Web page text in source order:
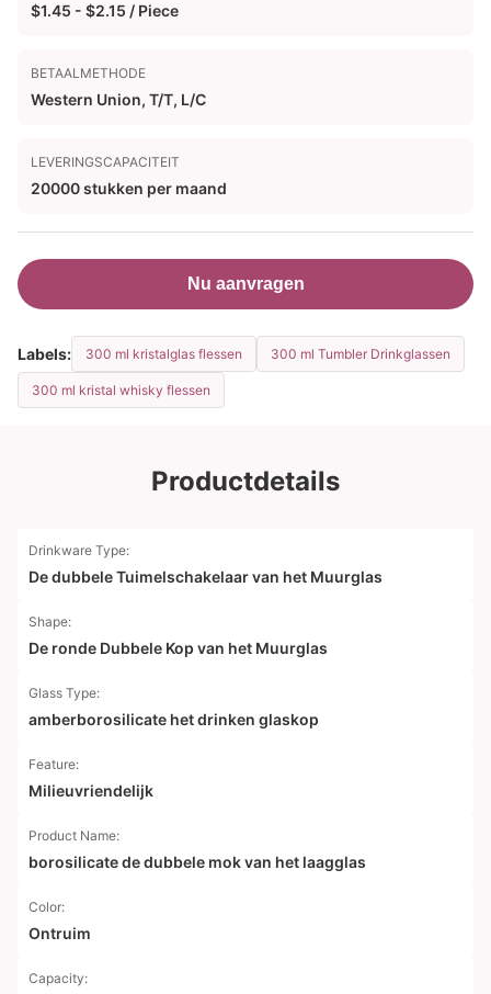
$1.45 - $2.15 / Piece
BETAALMETHODE
Western Union, T/T, L/C
LEVERINGSCAPACITEIT
20000 stukken per maand
Nu aanvragen
Labels: 300 ml kristalglas flessen 300 ml Tumbler Drinkglassen
300 ml kristal whisky flessen
Productdetails
Drinkware Type:
De dubbele Tuimelschakelaar van het Muurglas
Shape:
De ronde Dubbele Kop van het Muurglas
Glass Type:
amberborosilicate het drinken glaskop
Feature:
Milieuvriendelijk
Product Name:
borosilicate de dubbele mok van het laagglas
Color:
Ontruim
Capacity: